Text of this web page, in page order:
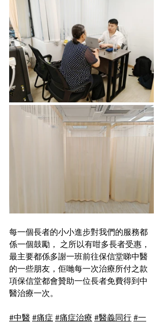
每一個長者的小小進步對我們的服務都
係一個鼓勵， 之所以有咁多長者受惠，
最主要都係多謝一班前往保信堂睇中醫
的一些朋友，佢哋每一次治療所付之款
項保信堂都會贊助一位長者免費得到中
醫治療一次。
#中醫 #痛症 #痛症治療 #醫義同行 #一